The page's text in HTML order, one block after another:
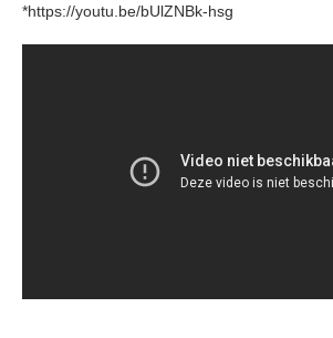
*https://youtu.be/bUlZNBk-hsg